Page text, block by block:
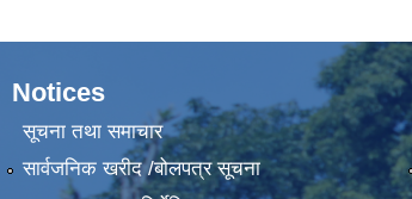
Notices
सूचना तथा समाचार
सार्वजनिक खरीद /बोलपत्र सूचना